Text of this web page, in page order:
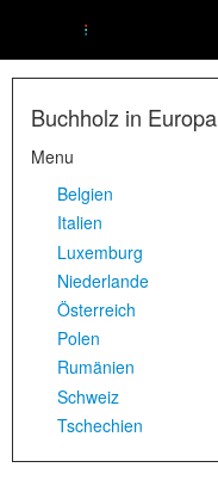
Buchholz in Europa
Menu
Belgien
Italien
Luxemburg
Niederlande
Österreich
Polen
Rumänien
Schweiz
Tschechien